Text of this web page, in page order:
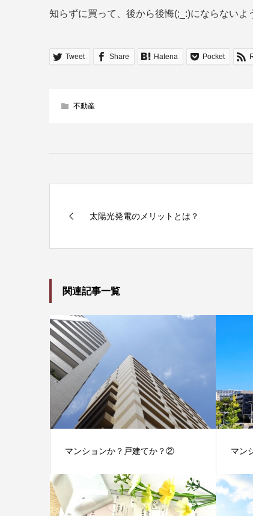
知らずに買って、後から後悔(;_:)にならない
Tweet Share Hatena Pocket
不動産
太陽光発電のメリットとは？
関連記事一覧
マンションか？戸建てか？② マン